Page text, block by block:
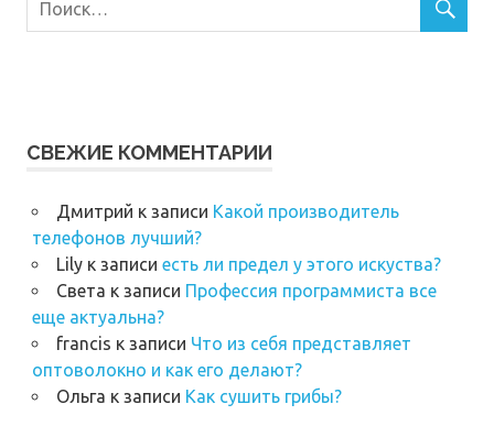
СВЕЖИЕ КОММЕНТАРИИ
Дмитрий к записи Какой производитель
телефонов лучший?
Lilyк записи есть ли предел у этого искуства?
Света к записи Профессия программиста все
еще актуальна?
francis к записи Что из себя представляет
оптоволокно и как его делают?
Ольга к записи Как сушить грибы?